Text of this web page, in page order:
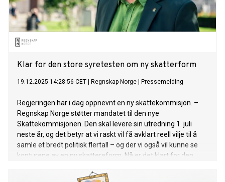
Klar for den store syretesten om ny skatterform
19.12.2025 14:28:56 CET Regnskap Norge Pressemelding
Regjeringen har i dag oppnevnt en ny skattekommisjon. –
Regnskap Norge støtter mandatet til den nye
Skattekommisjonen. Den skal levere sin utredning 1. juli
neste år, og det betyr at vi raskt vil få avklart reell vilje til å
samle et bredt politisk flertall – og der vi også vil kunne se
konturene av en ny skattereform. Nå er det klart for den
adm. direktør i Regnskap Norge.